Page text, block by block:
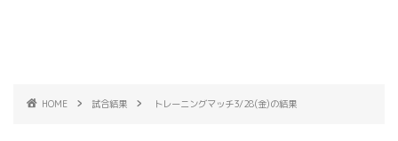
HOME 試合結果 トレーニングマッチ3/28(金)の結果